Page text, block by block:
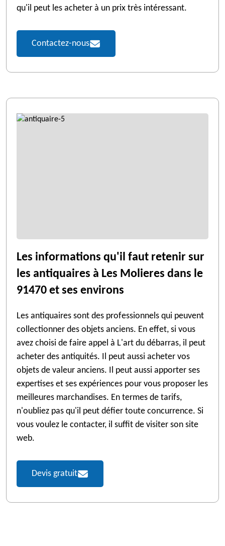
qu'il peut les acheter à un prix très intéressant.
Contactez-nous
Les informations qu'il faut retenir sur
les antiquaires à Les Molieres dans le
91470 et ses environs
Les antiquaires sont des professionnels qui peuvent
collectionner des objets anciens. En effet, si vous
avez choisi de faire appel à L'art du débarras, il peut
acheter des antiquités. Il peut aussi acheter vos
objets de valeur anciens. Il peut aussi apporter ses
expertises et ses expériences pour vous proposer les
meilleures marchandises. En termes de tarifs,
n'oubliez pas qu'il peut défier toute concurrence. Si
vous voulez le contacter, il suffit de visiter son site
web.
Devis gratuit